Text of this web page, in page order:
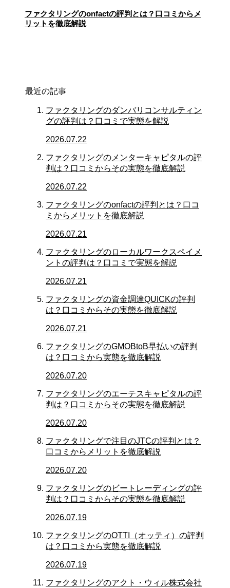
ファクタリングのonfactの評判とは？口コミからメ
リットを徹底解説
最近の記事
ファクタリングのダンバリコンサルティン
グの評判は？口コミで実態を解説
2026.07.22
ファクタリングのメンターキャピタルの評
判は？口コミからその実態を徹底解説
2026.07.22
ファクタリングのonfactの評判とは？口コ
ミからメリットを徹底解説
2026.07.21
ファクタリングのローカルワークスペイメ
ントの評判は？口コミで実態を解説
2026.07.21
ファクタリングの資金調達QUICKの評判
は？口コミからその実態を徹底解説
2026.07.21
ファクタリングのGMOBtoB早払いの評判
は？口コミから実態を徹底解説
2026.07.20
ファクタリングのエーテスキャピタルの評
判は？口コミからその実態を徹底解説
2026.07.20
ファクタリングで注目のJTCの評判とは？
口コミからメリットを徹底解説
2026.07.20
ファクタリングのビートレーディングの評
判は？口コミからその実態を徹底解説
2026.07.19
ファクタリングのOTTI（オッティ）の評判
は？口コミから実態を徹底解説
2026.07.19
ファクタリングのアクト・ウィル株式会社